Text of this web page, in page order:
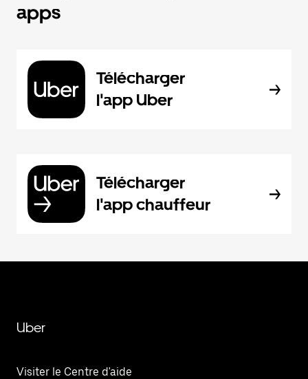
apps
Télécharger
l'app Uber
Télécharger
l'app chauffeur
Uber
Visiter le Centre d'aide